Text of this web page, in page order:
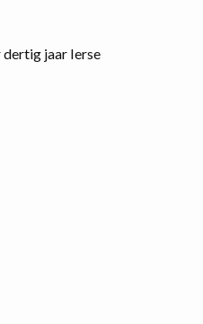
dertig jaar Ierse